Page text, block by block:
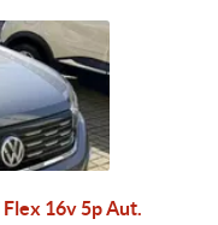
16v 5p Aut.